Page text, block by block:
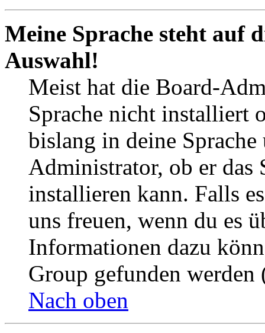
Meine Sprache steht auf
Auswahl!
Meist hat die Board-
Sprache nicht installiert
bislang in deine
Administrator, ob er das
installieren kann. Falls
uns freuen, wenn du es
Informationen dazu
Group gefunden
Nach oben